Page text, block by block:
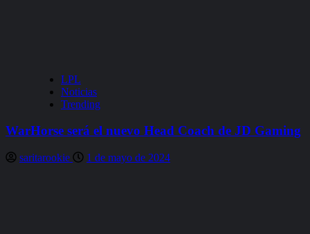
LPL
Noticias
Trending
WarHorse será el nuevo Head Coach de JD Gaming
saritarookie 1 de mayo de 2024